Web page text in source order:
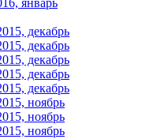
декабрь
декабрь
декабрь
декабрь
декабрь
ноябрь
ноябрь
ноябрь